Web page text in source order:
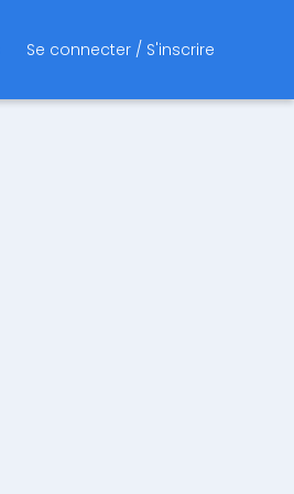
Se connecter / S'inscrire